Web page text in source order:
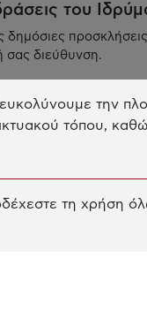
του
δημόσιες
σας διεύθυνση.
την
τόπου,
τη χρήση